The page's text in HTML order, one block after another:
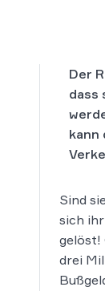
Der
dass
kann
Sind
sich
gelöst!
drei